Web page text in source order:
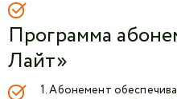
Программа
Лайт»
1. Абонемент